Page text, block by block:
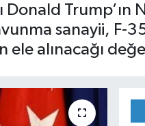
Trump’ın
sanayii, F-
ele alınacağı